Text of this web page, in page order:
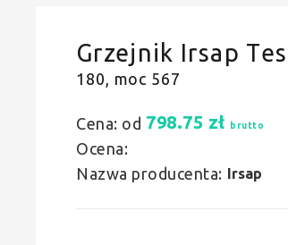
Grzejnik Irsap
180, moc 567
Cena: od 798.75 zł brutto
Ocena:
Nazwa producenta: Irsap